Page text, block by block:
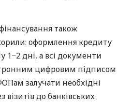
також
оформлення кредиту
1−2 дні, а всі документи
цифровим підписом
залучати необхідні
до банківських